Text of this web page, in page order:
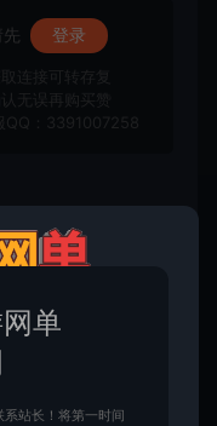
登录
连接可转存复
无误再购买赞
QQ：3391007258
点赞 (
单
站长！将第一时间